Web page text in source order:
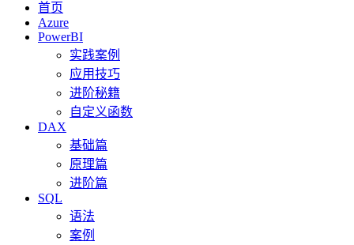
首页
Azure
PowerBI
实践案例
应用技巧
进阶秘籍
自定义函数
DAX
基础篇
原理篇
进阶篇
SQL
语法
案例